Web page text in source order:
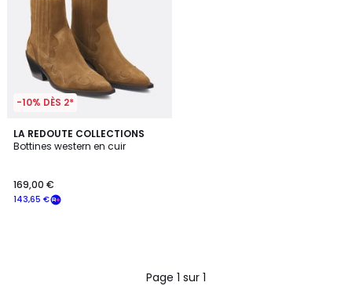
-10% DÈS 2*
LA REDOUTE COLLECTIONS
Bottines western en cuir
143,65 €
169,00 €
Page 1 sur 1